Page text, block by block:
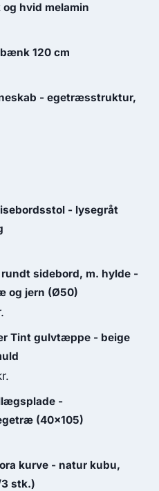
hvid melamin
120 cm
- egetræsstruktur,
- lysegråt
rundt sidebord, m. hylde -
og jern (Ø50)
Tint gulvtæppe - beige
-
(40x105)
kurve - natur kubu,
stk.)